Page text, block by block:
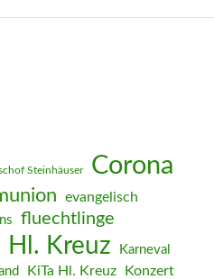
Steinhäuser Corona
evangelisch
fluechtlinge
Hl. Kreuz Karneval
KiTa Hl. Kreuz Konzert